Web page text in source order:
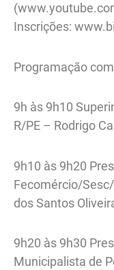
Inscrições:
Programação
9h às 9h10
R/PE – Rodrigo
9h10 às 9h20
Fecomércio/
dos Santos
9h20 às 9h30
Municipalista de